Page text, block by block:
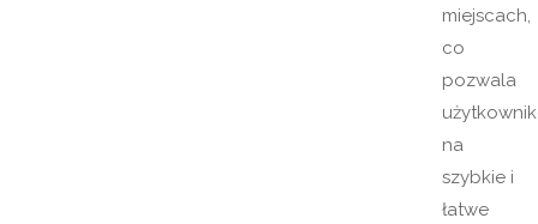
miejscach,
co
pozwala
na
szybkie i
łatwe